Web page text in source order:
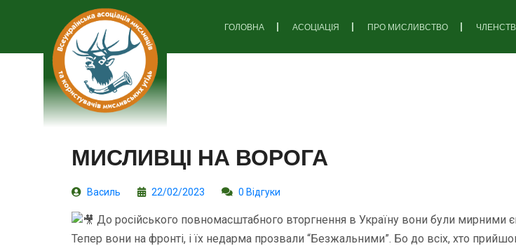
ГОЛОВНА АСОЦІАЦІЯ ПРО МИСЛИВСТВО
МИСЛИВЦІ НА ВОРОГА
Василь 22/02/2023 0 Відгуки
До російського повномасштабного вторгнення в Україну вони були мирними
Тепер вони на фронті, і їх недарма прозвали “Безжальними”. Бо до всіх, хто